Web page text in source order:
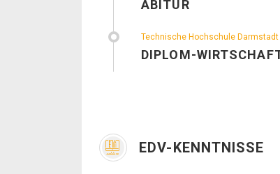
ABITUR
Technische Hochschule Darmstadt
DIPLOM-
EDV-KENNTNISSE